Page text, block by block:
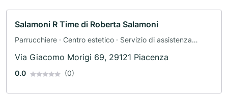
Salamoni R Time di Roberta Salamoni
Parrucchiere · Centro estetico · Servizio di assistenza
Via Giacomo Morigi 69, 29121 Piacenza
0.0 (0)